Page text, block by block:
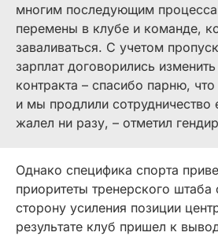
многим последующим
перемены в клубе и команде,
заваливаться. С учетом
зарплат договорились
контракта – спасибо парню,
и мы продлили
жалел ни разу, – отметил
Однако специфика спорта
приоритеты тренерского штаба
сторону усиления позиции
результате клуб пришел к